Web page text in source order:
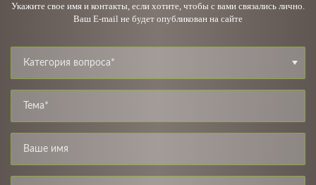
Укажите свое имя и контакты, если хотите, чтобы с вами связались лично.
Ваш E-mail не будет опубликован на сайте
Категория вопроса*